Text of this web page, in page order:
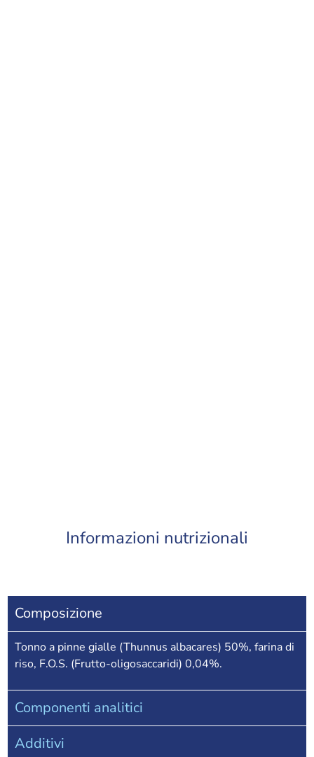
Informazioni nutrizionali
Composizione
Tonno a pinne gialle (Thunnus albacares) 50%, farina di
riso, F.O.S. (Frutto-oligosaccaridi) 0,04%.
Componenti analitici
Additivi